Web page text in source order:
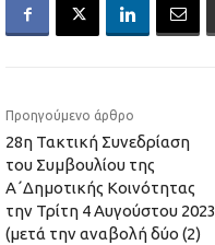
Προηγούμενο άρθρο
28η Τακτική Συνεδρίαση
του Συμβουλίου της
Α΄Δημοτικής Κοινότητας
την Τρίτη 4 Αυγούστου 2023
(μετά την αναβολή δύο (2)